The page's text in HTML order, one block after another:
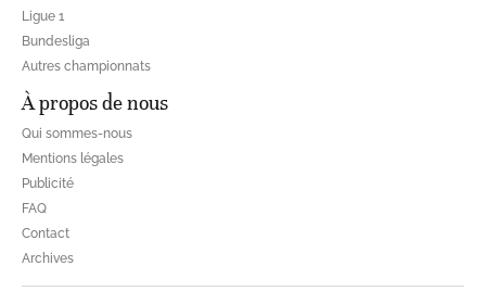
Ligue 1
Bundesliga
Autres championnats
À propos de nous
Qui sommes-nous
Mentions légales
Publicité
FAQ
Contact
Archives